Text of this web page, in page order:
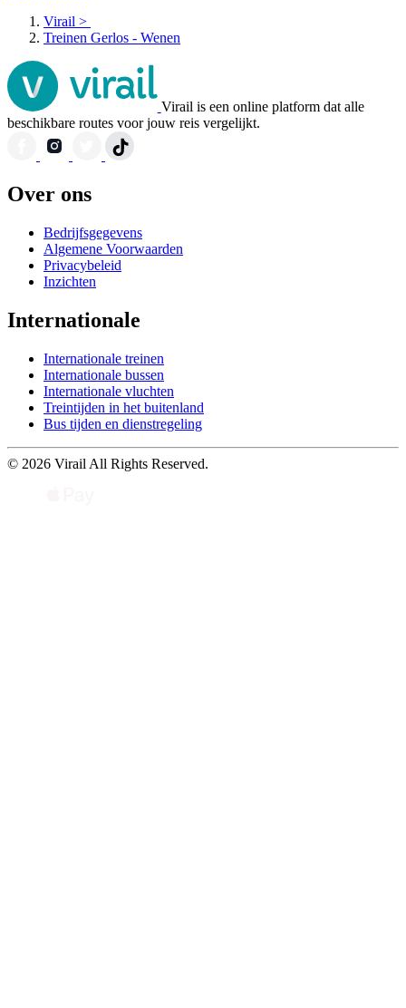
Virail >
Treinen Gerlos - Wenen
Virail is een online platform dat alle
beschikbare routes voor jouw reis vergelijkt.
Over ons
Bedrijfsgegevens
Algemene Voorwaarden
Privacybeleid
Inzichten
Internationale
Internationale treinen
Internationale bussen
Internationale vluchten
Treintijden in het buitenland
Bus tijden en dienstregeling
© 2026 Virail All Rights Reserved.